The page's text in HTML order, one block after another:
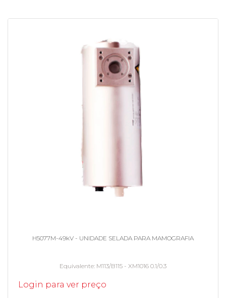
H5077M-49kV - UNIDADE SELADA PARA MAMOGRAFIA
Equivalente M113/B115 - XM1016 0.1/0.3
Login para ver preço